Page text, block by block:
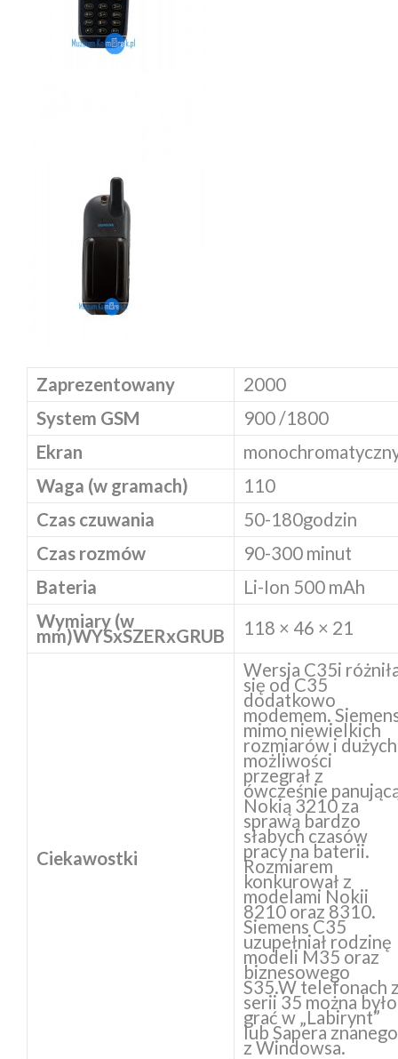
Zaprezentowany
2000
System GSM
900 /1800
Ekran
Waga (w gramach)
110
Czas czuwania
50-180godzin
Czas rozmów
90-300 minut
Bateria
Li-Ion 500 mAh
Wymiary (w
mm)WYSxSZERxGRUB 118 × 46 × 21
Ciekawostki
Wersja C35i
się od C35
dodatkowo
modemem.
mimo niewielkich
rozmiarów i dużych
możliwości
przegrał z
ówcześnie
Nokią 3210 za
sprawą bardzo
słabych czasów
pracy na baterii.
Rozmiarem
konkurował z
modelami Nokii
8210 oraz 8310.
Siemens C35
uzupełniał rodzinę
modeli M35 oraz
biznesowego
S35.W telefonach
serii 35 można było
grać w „Labirynt”
lub Sapera znanego
z Windowsa.